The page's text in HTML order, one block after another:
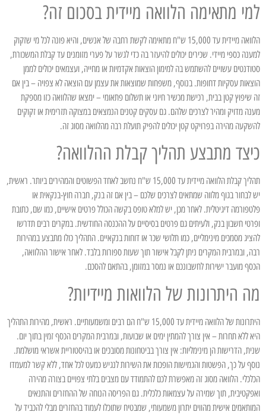
למי מתאימה הלוואה מיידית בסכום זה?
הלוואה מיידית עד 15,000 ש"ח מתאימה לקשת רחבה של אנשים, והיא פונה לכל מי שזקוק
למענה כספי מיידי. שכירים יכולים להיעזר בה כדי לגשר על פערי מזומנים עד קבלת המשכורת,
סטודנטים עשויים להשתמש בה למימון הוצאות אקדמיות או מחייה, ועצמאים יכולים לממן
הוצאות עסקיות דחופות. בנוסף, משפחות שמוצאות את עצמן עם הוצאה לא צפויה – בין אם
זה שיפוץ קטן בבית, רכישת מכשיר חיוני או תשלום פתאומי – ימצאו שהלוואה כזו מספקת
מענה מדויק ומהיר לצרכים שלהם. גם עסקים קטנים הנמצאים במצוקה תזרימית או זקוקים
להשקעה מהירה בפרויקט קטן יכולים להפיק תועלת רבה מהלוואה מסוג זה.
כיצד מתבצע תהליך קבלת ההלוואה?
תהליך קבלת הלוואה מיידית עד 15,000 ש"ח נחשב לאחד הפשוטים והמהירים ביותר. ראשית,
יש לבחור בגוף מלווה שמתאים לצרכים שלכם – בין אם זה בנק, חברה חוץ-בנקאית או
פלטפורמה דיגיטלית. לאחר מכן, יש למלא טופס בקשה הכולל פרטים אישיים, כמו שם, כתובת
ופרטי חשבון בנק, ולעיתים גם פרטים בסיסיים על ההכנסה החודשית. במקרים רבים תדרשו
להציג מסמכים מינימליים, כמו תלושי שכר או דוחות בנקאיים. התהליך כולו מתבצע במהירות
רבה, ובמרבית המקרים ניתן לקבל אישור תוך שעות ספורות בלבד. לאחר אישור ההלוואה,
הכסף מועבר ישירות לחשבונכם או נמסר במזומן, בהתאם להסכם.
מה היתרונות של הלוואות מיידיות?
היתרונות של הלוואה מיידית עד 15,000 ש"ח הם רבים ומשמעותיים. ראשית, מהירות התהליך
היא ללא תחרות – אין צורך להמתין ימים או שבועות, ובמרבית המקרים הכסף זמין בתוך יום.
שנית, הדרישות הן מינימליות: אין צורך בביטחונות מסובכים או בהיסטוריית אשראי מושלמת.
נוסף על כך, הפשטות והגמישות הופכות את השירות לנגיש כמעט לכל אחד, ללא קשר למעמדו
הכלכלי. הלוואה מסוג זה מאפשרת לכם להתמודד עם מצבים בלתי צפויים בצורה מהירה
ואפקטיבית, תוך שמירה על עצמאות כלכלית. גם הפריסה הנוחה של ההחזרים והתנאים
המותאמים אישית מהווים יתרון משמעותי, שמבטיח שתוכלו לעמוד בהחזרים מבלי להכביד על